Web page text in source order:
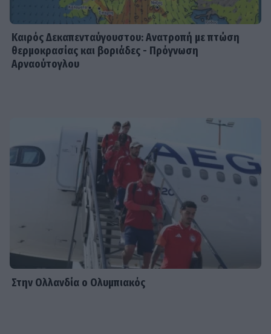
Καιρός Δεκαπενταύγουστου: Ανατροπή με πτώση
θερμοκρασίας και βοριάδες - Πρόγνωση
Αρναούτογλου
Στην Ολλανδία ο Ολυμπιακός